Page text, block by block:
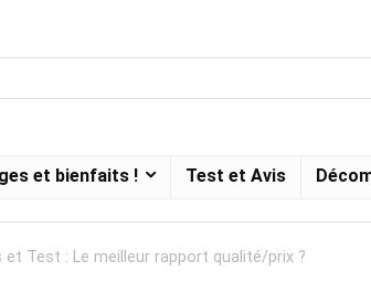
et bienfaits ! Test et Avis
et Test : Le meilleur rapport qualité/prix ?